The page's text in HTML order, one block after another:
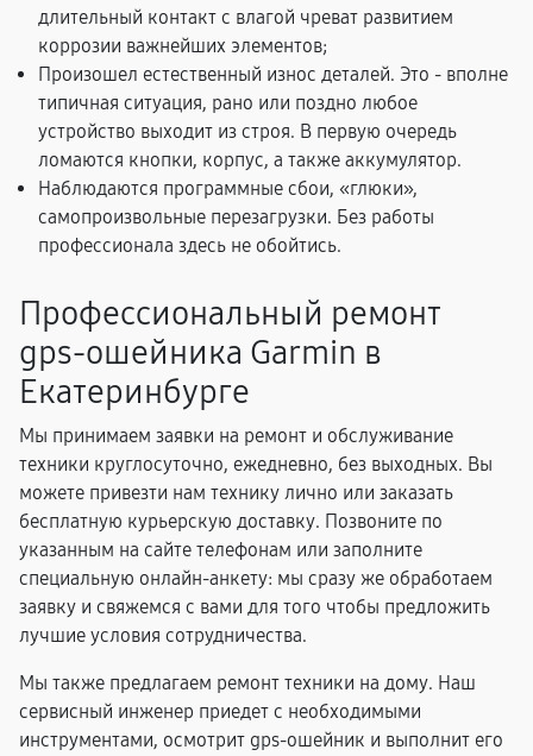
длительный контакт с влагой чреват развитием
коррозии важнейших элементов;
Произошел естественный износ деталей. Это - вполне
типичная ситуация, рано или поздно любое
устройство выходит из строя. В первую очередь
ломаются кнопки, корпус, а также аккумулятор.
Наблюдаются программные сбои, «глюки»,
самопроизвольные перезагрузки. Без работы
профессионала здесь не обойтись.
Профессиональный ремонт
gps-ошейника Garmin в
Екатеринбурге
Мы принимаем заявки на ремонт и обслуживание
техники круглосуточно, ежедневно, без выходных. Вы
можете привезти нам технику лично или заказать
бесплатную курьерскую доставку. Позвоните по
указанным на сайте телефонам или заполните
специальную онлайн-анкету: мы сразу же обработаем
заявку и свяжемся с вами для того чтобы предложить
лучшие условия сотрудничества.
Мы также предлагаем ремонт техники на дому. Наш
сервисный инженер приедет с необходимыми
инструментами, осмотрит gps-ошейник и выполнит его